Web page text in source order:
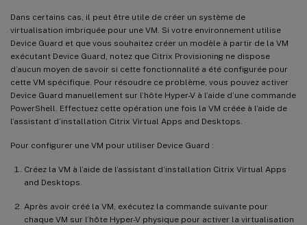
Dans certains cas, il peut être utile de créer un système de
virtualisation imbriquée pour une VM. Si votre environnement utilise
Device Guard et que vous souhaitez créer un modèle à partir de la VM
exécutant Device Guard, notez que Citrix Provisioning ne dispose
d’aucun moyen de savoir si cette fonctionnalité a été configurée pour
cette VM spécifique. Pour résoudre ce problème, vous pouvez activer
Device Guard manuellement sur l’hôte Hyper-V à l’aide d’une commande
PowerShell. Effectuez cette opération une fois la VM créée à l’aide de
l’assistant d’installation Citrix Virtual Apps and Desktops.
Pour configurer une VM pour utiliser Device Guard :
Créez la VM à l’aide de l’assistant d’installation Citrix Virtual Apps
and Desktops.
Après avoir créé la VM, exécutez la commande suivante pour
chaque VM sur l’hôte Hyper-V physique pour activer la virtualisation